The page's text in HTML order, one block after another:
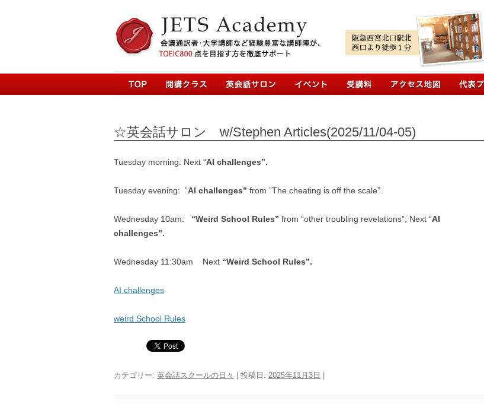
コンテンツへ移動
☆英会話サロン w/Stephen Articles(2025/11/04-05)
Tuesday morning: Next “AI challenges”.
Tuesday evening: “AI challenges” from “The cheating is off the scale”.
Wednesday 10am: “Weird School Rules” from “other troubling revelations”; Next “AI
challenges”.
Wednesday 11:30am Next “Weird School Rules”.
AI challenges
weird School Rules
カテゴリー: 英会話スクールの日々 | 投稿日: 2025年11月3日